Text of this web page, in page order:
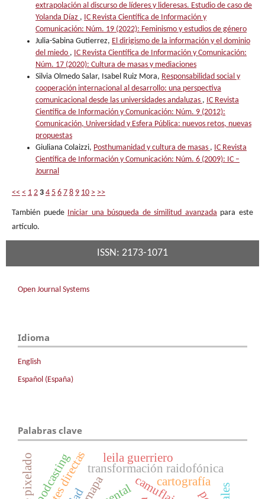
extrapolación al discurso de líderes y lideresas. Estudio de caso de
Yolanda Díaz , IC Revista Científica de Información y
Comunicación: Núm. 19 (2022): Feminismo y estudios de género
Julia-Sabina Gutierrez, El dirigismo de la información y el dominio
del miedo , IC Revista Científica de Información y Comunicación:
Núm. 17 (2020): Cultura de masas y mediaciones
Silvia Olmedo Salar, Isabel Ruiz Mora, Responsabilidad social y
cooperación internacional al desarrollo: una perspectiva
comunicacional desde las universidades andaluzas , IC Revista
Científica de Información y Comunicación: Núm. 9 (2012):
Comunicación, Universidad y Esfera Pública: nuevos retos, nuevas
propuestas
Giuliana Colaizzi, Posthumanidad y cultura de masas , IC Revista
Científica de Información y Comunicación: Núm. 6 (2009): IC –
Journal
<< < 1 2 3 4 5 6 7 8 9 10 > >>
También puede Iniciar una búsqueda de similitud avanzada para este
artículo.
ISSN: 2173-1071
Open Journal Systems
Idioma
English
Español (España)
Palabras clave
transformación raidofónica
podcasting leila guerriero
cartografía
mapa